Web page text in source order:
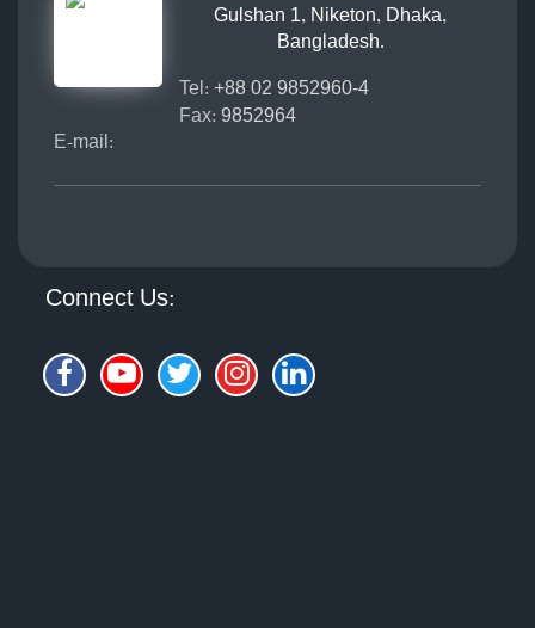
Gulshan 1, Niketon, Dhaka,
Bangladesh.
Tel: +88 02 9852960-4
Fax: 9852964
E-mail:
Connect Us: